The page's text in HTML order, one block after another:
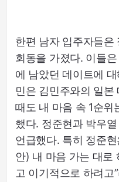
한편 남자 입주자들은
회동을 가졌다. 이들
에 남았던 데이트에
민은 김민주와의 일본
때도 내 마음 속 1순위
했다. 정준현과 박우
언급했다. 특히 정준
안) 내 마음 가는 대로
고 이기적으로 하려고